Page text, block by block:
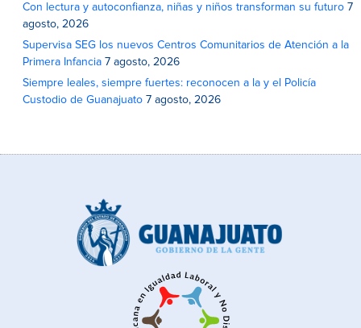
Con lectura y autoconfianza, niñas y niños transforman su futuro 7
agosto, 2026
Supervisa SEG los nuevos Centros Comunitarios de Atención a la
Primera Infancia 7 agosto, 2026
Siempre leales, siempre fuertes: reconocen a la y el Policía
Custodio de Guanajuato 7 agosto, 2026